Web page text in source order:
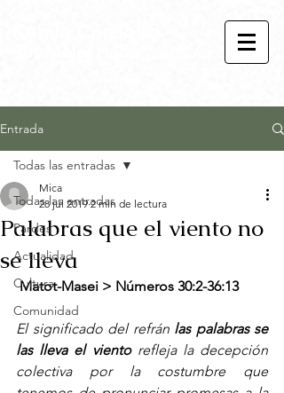
Entrada
Todas las entradas
Pardes
Actualidad
Cultura
Comunidad
Todas las entradas
Palabras que el viento no
se lleva
Mica
28 jul 2019 2 min de lectura
Matot-Masei > Números 30:2-36:13
El significado del refrán las palabras se
las lleva el viento refleja la decepción
colectiva por la costumbre que